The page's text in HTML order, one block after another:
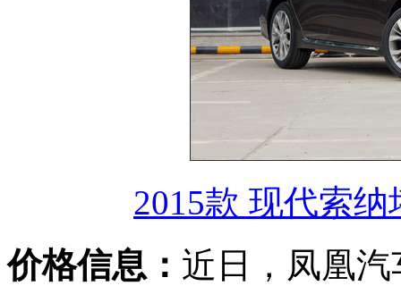
2015款 现代索
价格信息： 近日，凤凰